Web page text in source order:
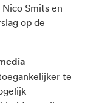
Smits en
op de
te